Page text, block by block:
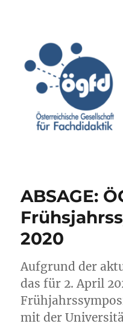
ABSAGE:
2020
Aufgrund der
das für 2. April
mit der